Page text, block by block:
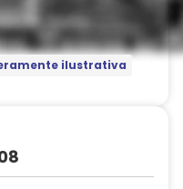
ilustrativa